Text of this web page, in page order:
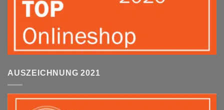
AUSZEICHNUNG 2021